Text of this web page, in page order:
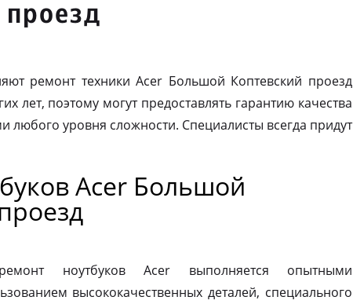
проезд
ремонт техники Acer Большой Коптевский проезд
лет, поэтому могут предоставлять гарантию качества
любого уровня сложности. Специалисты всегда придут
Acer Большой
ремонт ноутбуков Acer выполняется опытными
высококачественных деталей, специального